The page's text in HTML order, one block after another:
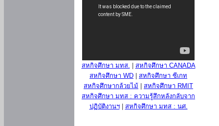
สหกิจศึกษา มทส.
สหกิจศึกษา CANADA
สหกิจศึกษา WD
สหกิจศึกษา ซีเกท
สหกิจศึกษากล้วยไม้
สหกิจศึกษา RMIT
สหกิจศึกษา มทส : ความรู้สึกหลังกลับจาก
ปฏิบัติงานฯ| สหกิจศึกษา มทส : นศ.